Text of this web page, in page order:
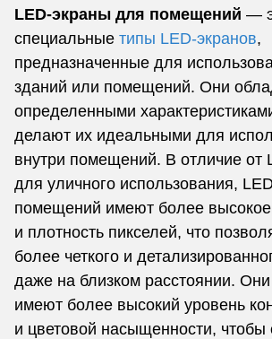
LED-экраны для помещений —
специальные типы LED-экранов,
предназначенные для
зданий или помещений. Они
определенными
делают их идеальными для
внутри помещений. В отличие от
для уличного использования,
помещений имеют более
и плотность пикселей, что
более четкого и
даже на близком расстоянии.
имеют более высокий уровень
и цветовой насыщенности, чтобы